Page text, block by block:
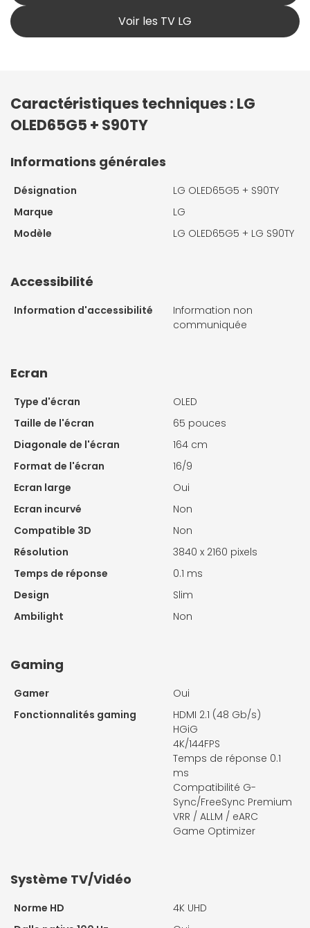
Voir les TV LG
Caractéristiques techniques : LG
OLED65G5 + S90TY
Informations générales
Désignation
LG OLED65G5 + S90TY
Marque
LG
Modèle
LG OLED65G5 + LG S90TY
Accessibilité
Information d'accessibilité
Information non
communiquée
Ecran
Type d'écran
OLED
Taille de l'écran
65 pouces
Diagonale de l'écran
164 cm
Format de l'écran
16/9
Ecran large
Oui
Ecran incurvé
Non
Compatible 3D
Non
Résolution
3840 x 2160 pixels
Temps de réponse
0.1 ms
Design
Slim
Ambilight
Non
Gaming
Gamer
Oui
Fonctionnalités gaming
HDMI 2.1 (48 Gb/s)
HGiG
4K/144FPS
Temps de réponse 0.1
ms
Compatibilité G-
Sync/FreeSync Premium
VRR / ALLM / eARC
Game Optimizer
Système TV/Vidéo
Norme HD
4K UHD